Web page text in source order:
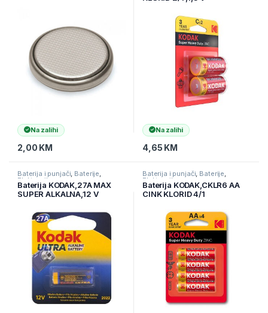
Na zalihi
2,00 KM
Na zalihi
4,65 KM
Baterija i punjači, Baterije,
Elektronika
Baterija KODAK,27A MAX
SUPER ALKALNA,12 V
Baterija i punjači, Baterije,
Elektronika
Baterija KODAK,CKLR6 AA
CINK KLORID 4/1